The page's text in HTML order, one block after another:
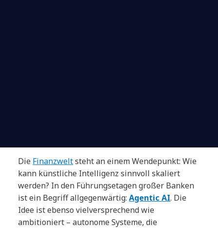
Die Finanzweltsteht an einem Wendepunkt: Wie
kann künstliche Intelligenz sinnvoll skaliert
werden? In den Führungsetagen großer Banken
ist ein Begriff allgegenwärtig:Agentic AI. Die
Idee ist ebenso vielversprechend wie
ambitioniert – autonome Systeme, die